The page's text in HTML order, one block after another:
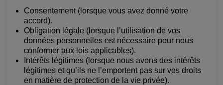
Consentement (lorsque vous avez donné votre
accord).
Obligation légale (lorsque l’utilisation de vos
données personnelles est nécessaire pour nous
conformer aux lois applicables).
Intérêts légitimes (lorsque nous avons des intérêts
légitimes et qu’ils ne l’emportent pas sur vos droits
en matière de protection de la vie privée).